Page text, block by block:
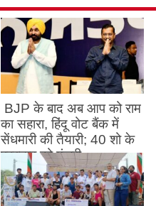
BJP के बाद अब आप को राम
का सहारा, हिंदू वोट बैंक में
सेंधमारी की तैयारी; 40 शो के
प्रस्ताव को मंजूरी
August 9, 2026